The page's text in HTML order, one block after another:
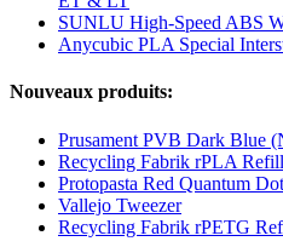
SUNLU High-Speed ABS
Anycubic PLA Special
Nouveaux produits:
Prusament PVB Dark Blue
Recycling Fabrik rPLA
Protopasta Red Quantum
Vallejo Tweezer
Recycling Fabrik rPETG